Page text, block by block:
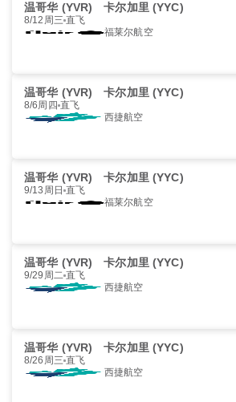
温哥华 (YVR) 卡尔加里 (YYC)
8/12周三 直飞
福莱尔航空
温哥华 (YVR) 卡尔加里 (YYC)
8/6周四 直飞
西捷航空
温哥华 (YVR) 卡尔加里 (YYC)
9/13周日 直飞
福莱尔航空
温哥华 (YVR) 卡尔加里 (YYC)
9/29周二 直飞
西捷航空
温哥华 (YVR) 卡尔加里 (YYC)
8/26周三 直飞
西捷航空